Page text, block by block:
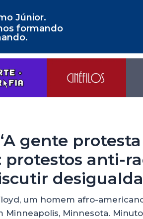
Júnior.
formando
gente
protestos anti-
um homem afro-
Minnesota.